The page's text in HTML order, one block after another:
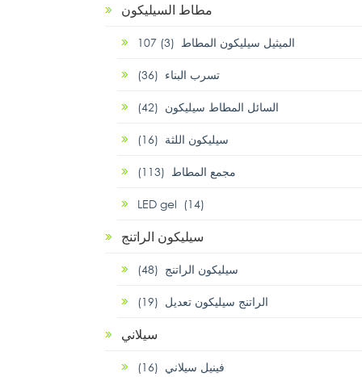
مطاط السيليكون
107 الميثيل سيليكون المطاط (3)
تسرب البناء (36)
السائل المطاط سيليكون (42)
سيليكون اللثة (16)
مجمع المطاط (113)
LED gel (14)
سيليكون الراتنج
سيليكون الراتنج (48)
الراتنج سيليكون تعديل (19)
سيلاني
فينيل سيلاني (16)